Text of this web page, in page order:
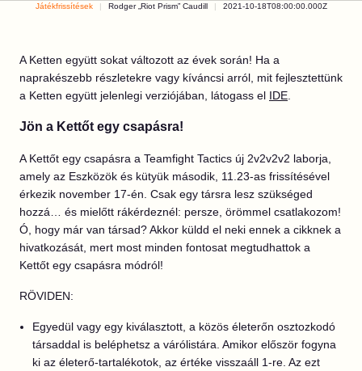
Játékfrissítések Rodger „Riot Prism” Caudill 2021-10-18T08:00:00.000Z
A Ketten együtt sokat változott az évek során! Ha a
naprakészebb részletekre vagy kíváncsi arról, mit fejlesztettünk
a Ketten együtt jelenlegi verziójában, látogass el IDE
Jön a Kettőt egy csapásra!
A Kettőt egy csapásra a Teamfight Tactics új 2v2v2v2 laborja,
amely az Eszközök és kütyük második, 11.23-as frissítésével
érkezik november 17-én. Csak egy társra lesz szükséged
hozzá… és mielőtt rákérdeznél: persze, örömmel csatlakozom!
Ó, hogy már van társad? Akkor küldd el neki ennek a cikknek a
hivatkozását, mert most minden fontosat megtudhattok a
Kettőt egy csapásra módról!
RÖVIDEN:
Egyedül vagy egy kiválasztott, a közös életerőn osztozkodó
társaddal is beléphetsz a várólistára. Amikor először fogyna
ki az életerő-tartalékotok, az értéke visszaáll 1-re. Az ezt